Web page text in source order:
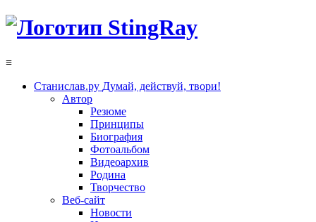
≡
Станислав.ру Думай, действуй, твори!
Автор
Резюме
Принципы
Биография
Фотоальбом
Видеоархив
Родина
Творчество
Веб-сайт
Новости